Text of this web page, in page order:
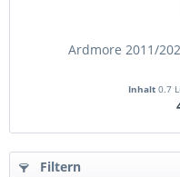
Ardmore 2011/
Inhalt 0.7
Filtern